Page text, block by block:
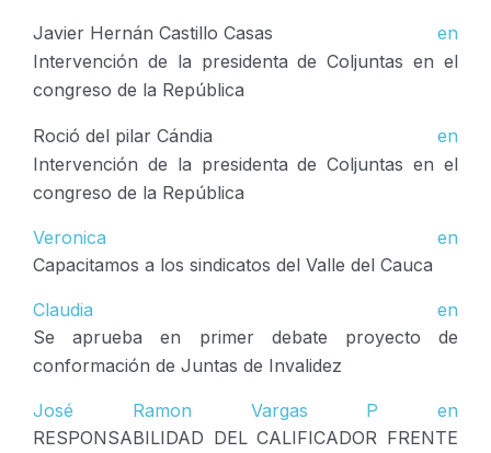
Javier Hernán Castillo Casas en
Intervención de la presidenta de Coljuntas en el
congreso de la República
Roció del pilar Cándia en
Intervención de la presidenta de Coljuntas en el
congreso de la República
Veronica en
Capacitamos a los sindicatos del Valle del Cauca
Claudia en
Se aprueba en primer debate proyecto de
conformación de Juntas de Invalidez
José Ramon Vargas P en
RESPONSABILIDAD DEL CALIFICADOR FRENTE